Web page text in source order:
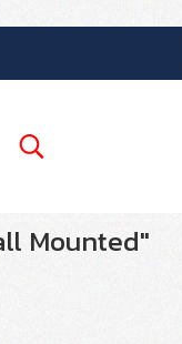
Mounted"